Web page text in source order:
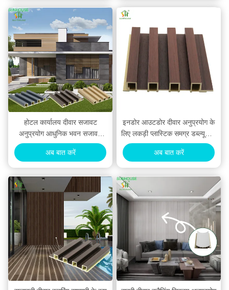
होटल कार्यालय दीवार सजावट
अनुप्रयोग आधुनिक भवन सजावट
अनुप्रयोग के लिए समग्र डब्ल्यूपीसी
दीवार पैनल
अब बात करें
इनडोर आउटडोर दीवार अनुप्रयोग के
लिए लकड़ी प्लास्टिक समग्र डब्ल्यूपीसी
दीवार पैनल
अब बात करें